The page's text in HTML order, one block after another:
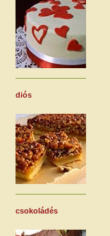
diós
csokoládés